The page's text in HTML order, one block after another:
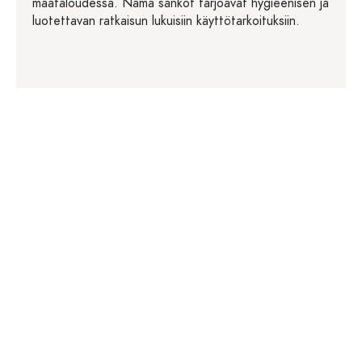
luotettavan ratkaisun lukuisiin käyttötarkoituksiin.